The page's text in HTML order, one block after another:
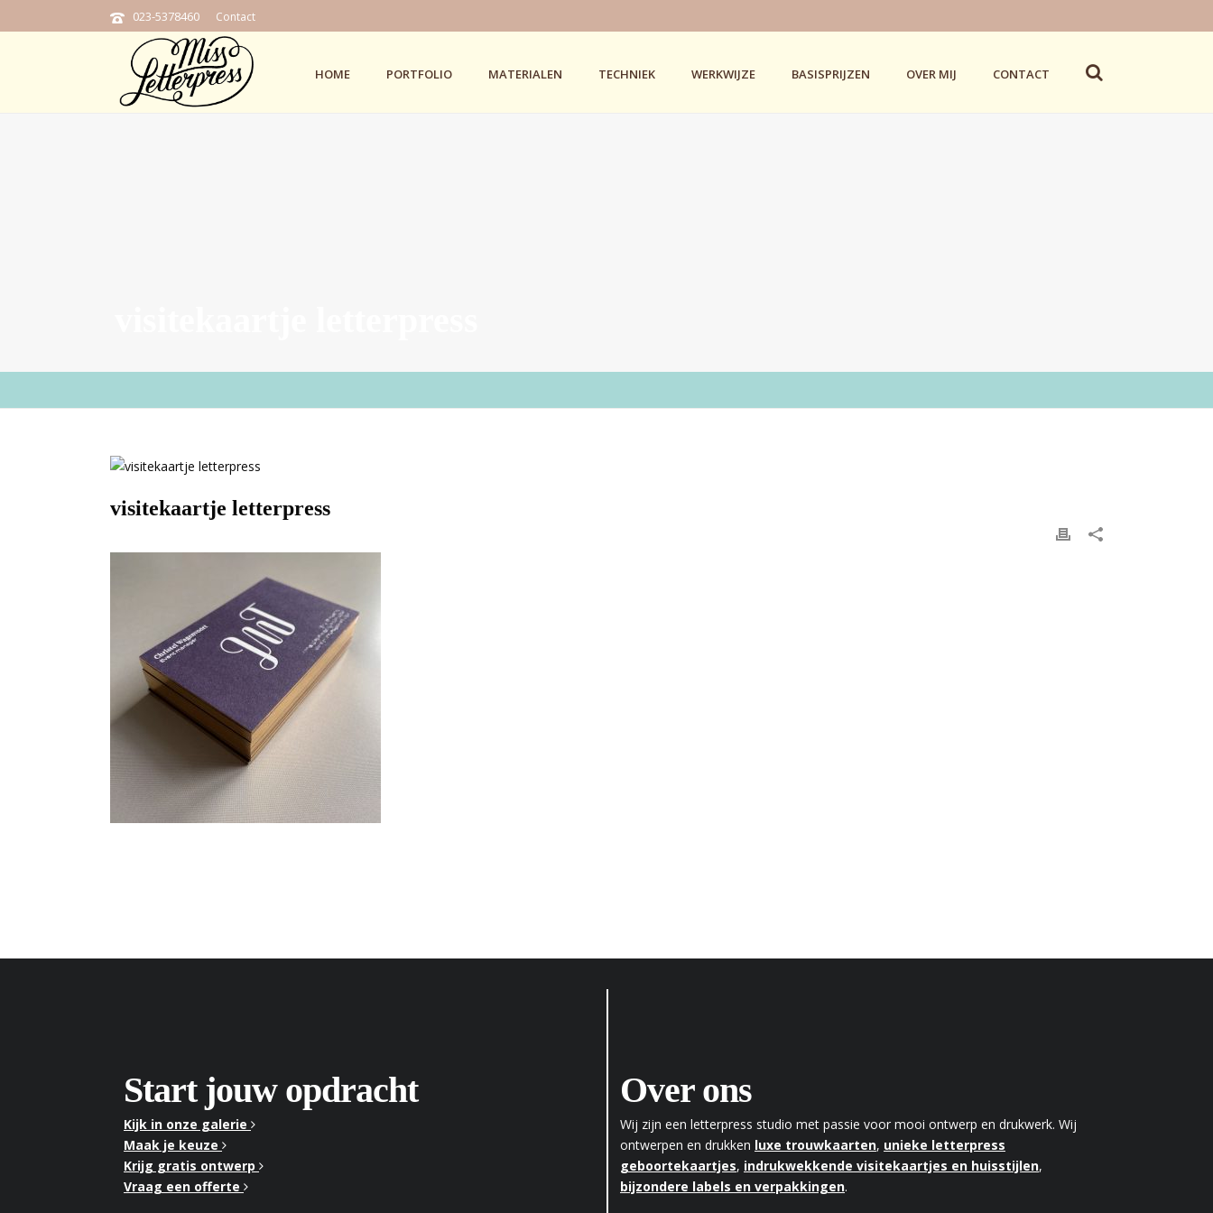
023-5378460 Contact
HOME PORTFOLIO MATERIALEN TECHNIEK WERKWIJZE BASISPRIJZEN OVER MIJ CONTACT
visitekaartje letterpress
Start jouw opdracht
Kijk in onze galerie
Maak je keuze
Krijg gratis ontwerp
Vraag een offerte
Over ons
Wij zijn een letterpress studio met passie voor mooi ontwerp en drukwerk. Wij
ontwerpen en drukken luxe trouwkaarten, unieke letterpress
geboortekaartjes, indrukwekkende visitekaartjes en huisstijlen,
bijzondere labels en verpakkingen.